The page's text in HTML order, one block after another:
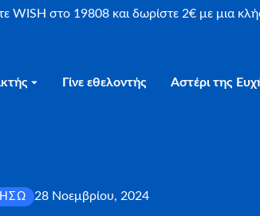
WISH στο 19808 και δωρίστε 2€ με μια
Γίνε εθελοντής Αστέρι της
28 Νοεμβρίου, 2024